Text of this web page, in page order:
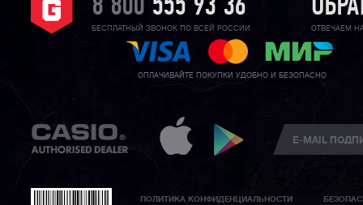
8 800 555 93 36
БЕСПЛАТНЫЙ ЗВОНОК ПО ВСЕЙ РОССИИ ОТВЕЧАЕМ
ОПЛАЧИВАЙТЕ ПОКУПКИ УДОБНО И БЕЗОПАСНО
ПОЛИТИКА КОНФИДЕНЦИАЛЬНОСТИ